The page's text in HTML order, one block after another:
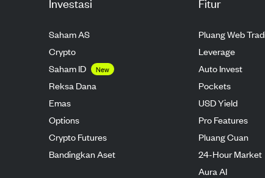
Saham AS
Crypto
Saham ID
New
Reksa Dana
Emas
Options
Crypto Futures
Bandingkan Aset
Pluang Web
Leverage
Auto Invest
Pockets
USD Yield
Pro Features
Pluang Cuan
24-Hour Market
Aura AI